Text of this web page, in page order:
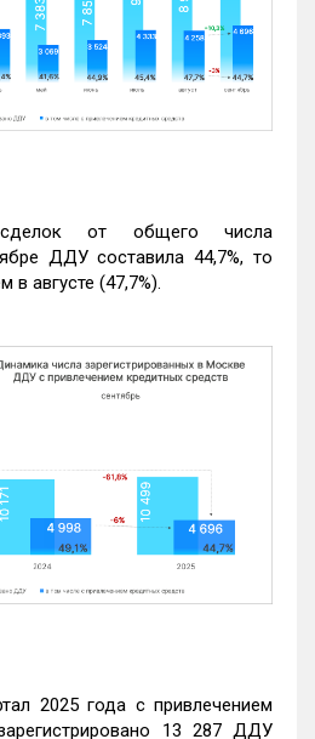
от общего числа
ДДУ составила 44,7%, то
в августе (47,7%).
2025 года с привлечением
13 287 ДДУ